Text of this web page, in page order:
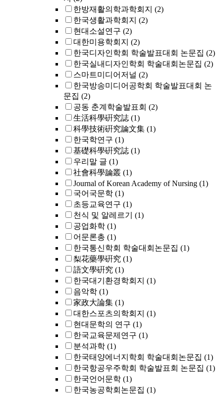
한방재활의학과학회지 (2)
한국생활과학회지 (2)
현대소설연구 (2)
대한미용학회지 (2)
한국디자인학회 학술발표대회 논문집 (2)
한국실내디자인학회 학술대회논문집 (2)
스마트미디어저널 (2)
한국방송미디어공학회 학술발표대회 논
문집 (2)
공동 춘계학술발표회 (2)
生活科學硏究誌 (1)
科學技術硏究論文集 (1)
한국학연구 (1)
基礎科學硏究誌 (1)
우리말 글 (1)
社會科學論叢 (1)
Journal of Korean Academy of Nursing (1)
국어국문학 (1)
초등교육연구 (1)
천식 및 알레르기
(1)
공업화학 (1)
어문론총 (1)
한국통신학회 학술대회논문집 (1)
梨花藥學硏究 (1)
語文學硏究 (1)
한국대기환경학회지 (1)
음악학 (1)
家政大論集 (1)
대한스포츠의학회지 (1)
현대문학의 연구 (1)
한국교육문제연구 (1)
분석과학 (1)
한국태양에너지학회 학술대회논문집 (1)
한국항공우주학회 학술발표회 논문집 (1)
한국언어문학 (1)
한국농공학회논문집 (1)